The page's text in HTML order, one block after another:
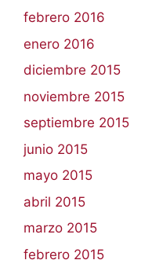
febrero 2016
enero 2016
diciembre 2015
noviembre 2015
septiembre 2015
junio 2015
mayo 2015
abril 2015
marzo 2015
febrero 2015